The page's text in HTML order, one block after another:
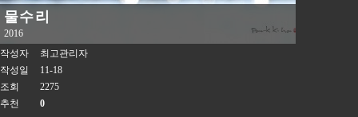
물수리
2016
작성자
최고관리자
작성일
11-18
조회
2275
추천
0